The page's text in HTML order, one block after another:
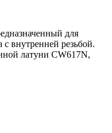
для
с внутренней резьбой.
латуни CW617N,